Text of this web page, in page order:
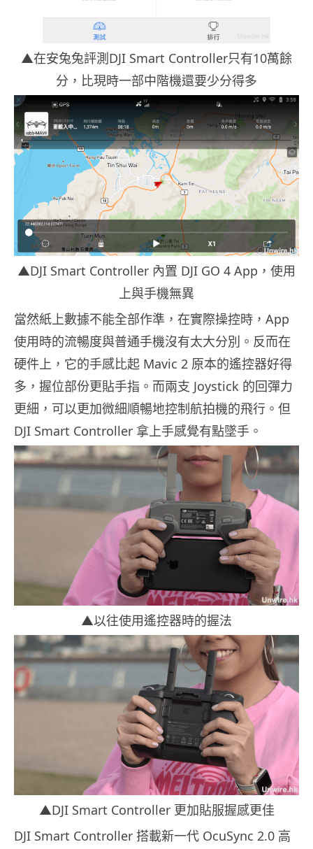
▲在安兔兔評測DJI Smart Controller只有10萬餘
分，比現時一部中階機還要少分得多
▲DJI Smart Controller 內置 DJI GO 4 App，使用
上與手機無異
當然紙上數據不能全部作準，在實際操控時，App
使用時的流暢度與普通手機沒有太大分別。反而在
硬件上，它的手感比起 Mavic 2 原本的遙控器好得
多，握位部份更貼手指。而兩支 Joystick 的回彈力
更細，可以更加微細順暢地控制航拍機的飛行。但
DJI Smart Controller 拿上手感覺有點墜手。
▲以往使用遙控器時的握法
▲DJI Smart Controller 更加貼服握感更佳
DJI Smart Controller 搭載新一代 OcuSync 2.0 高